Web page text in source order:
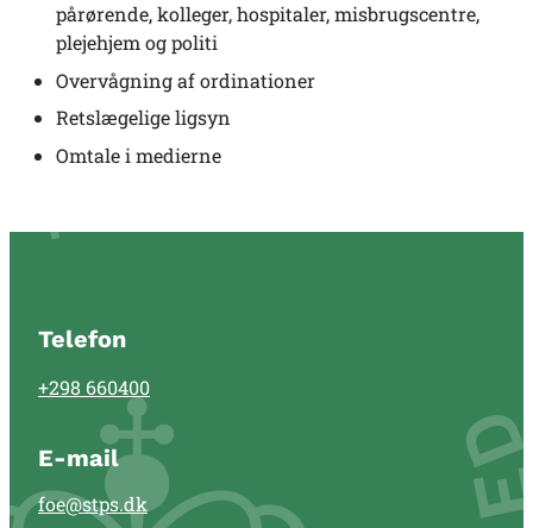
pårørende, kolleger, hospitaler, misbrugscentre,
plejehjem og politi
Overvågning af ordinationer
Retslægelige ligsyn
Omtale i medierne
Telefon
+298 660400
E-mail
foe@stps.dk